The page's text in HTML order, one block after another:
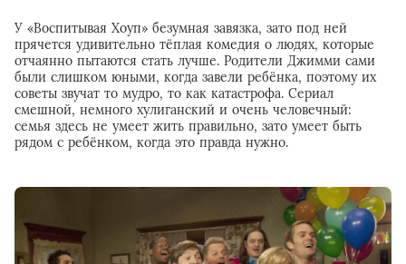
У «Воспитывая Хоуп» безумная завязка, зато под ней
прячется удивительно тёплая комедия о людях, которые
отчаянно пытаются стать лучше. Родители Джимми сами
были слишком юными, когда завели ребёнка, поэтому их
советы звучат то мудро, то как катастрофа. Сериал
смешной, немного хулиганский и очень человечный:
семья здесь не умеет жить правильно, зато умеет быть
рядом с ребёнком, когда это правда нужно.